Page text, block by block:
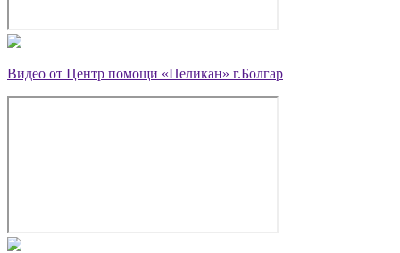
Видео от Центр помощи «Пеликан» г.Болгар